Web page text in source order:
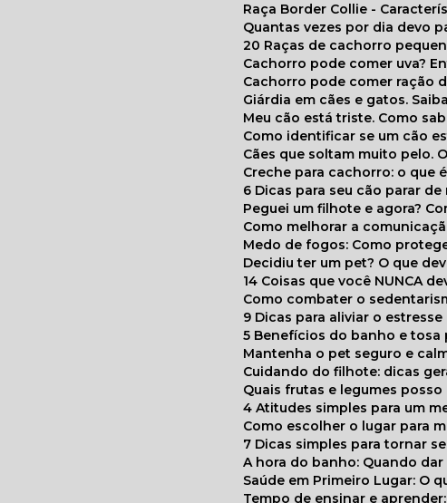
Raça Border Collie -
Quantas vezes por dia devo
20 Raças de cachorro
Cachorro pode comer uva?
Cachorro pode comer ração
Giárdia em cães e gatos.
Meu cão está triste. Como
Como identificar se um cão
Cães que soltam muito pelo.
Creche para cachorro: o
6 Dicas para seu cão parar
Peguei um filhote e agora?
Como melhorar a
Medo de fogos: Como
Decidiu ter um pet? O que
14 Coisas que você NUNCA
Como combater o
9 Dicas para aliviar o
5 Benefícios do banho e
Mantenha o pet seguro e
Cuidando do filhote: dicas
Quais frutas e legumes
4 Atitudes simples para um
Como escolher o lugar para
7 Dicas simples para tornar
A hora do banho: Quando
Saúde em Primeiro Lugar:
Tempo de ensinar e